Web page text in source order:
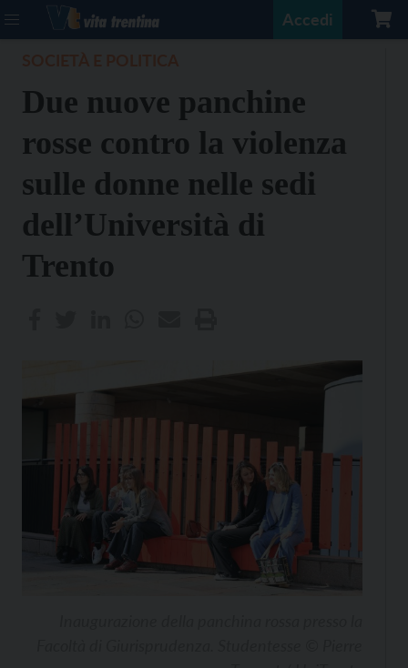
Accedi
Due nuove panchine
rosse contro la violenza
sulle donne nelle sedi
dell’Università di
Trento